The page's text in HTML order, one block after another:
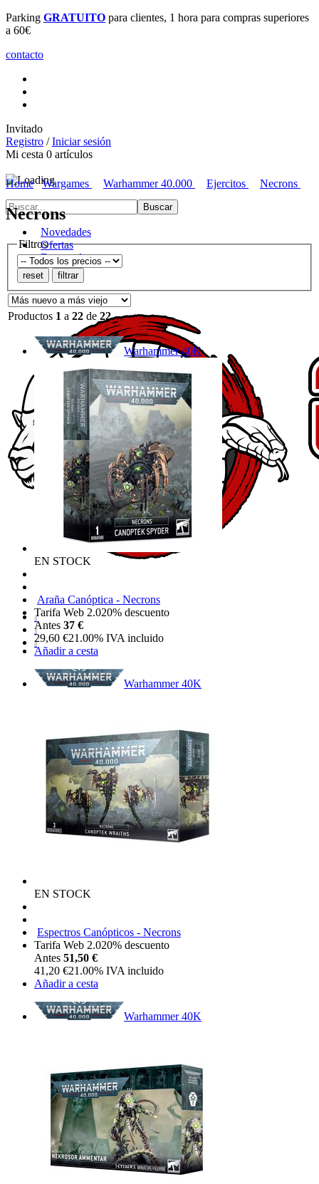
Parking GRATUITO para clientes, 1 hora para compras superiores
a 60€
contacto
Invitado
Registro /Iniciar sesión
Mi cesta 0 artículos
Novedades
Ofertas
Destacados
Home Wargames Warhammer 40.000 Ejercitos Necrons
Necrons
Filtros
Productos 1 a 22 de 22
Warhammer 40K
EN STOCK
Araña Canóptica - Necrons
Tarifa Web 2.020% descuento
Antes 37 €
29,60 €21.00% IVA incluido
Añadir a cesta
Warhammer 40K
EN STOCK
Espectros Canópticos - Necrons
Tarifa Web 2.020% descuento
Antes 51,50 €
41,20 €21.00% IVA incluido
Añadir a cesta
Warhammer 40K